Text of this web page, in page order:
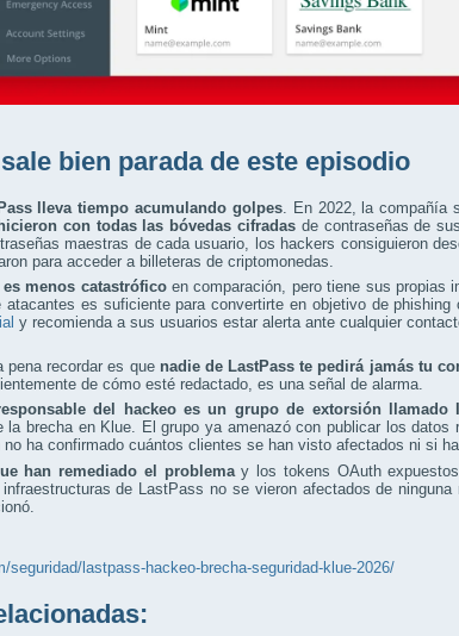
bien parada de este episodio
lleva tiempo acumulando golpes. En 2022, la compañía
con todas las bóvedas cifradas de contraseñas de
maestras de cada usuario, los hackers consiguieron
para acceder a billeteras de criptomonedas.
menos catastróficoen comparación, pero tiene sus propias
atacantes es suficiente para convertirte en objetivo de
y recomienda a sus usuarios estar alerta ante cualquier
pena recordar es quenadie de LastPass te pedirá jamás tu
de cómo esté redactado, es una señal de alarma.
del hackeo es un grupo de extorsión llamado
la brecha en Klue. El grupo ya amenazó con publicar los datos
no ha confirmado cuántos clientes se han visto afectados ni si
han remediado el problemay los tokens OAuth
de LastPass no se vieron afectados de
seguridad/lastpass-hackeo-brecha-seguridad-klue-2026/